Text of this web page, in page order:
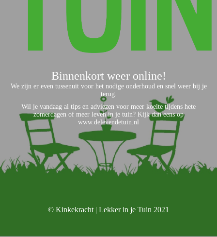
Binnenkort weer online!
We zijn er even tussenuit voor het nodige onderhoud en snel weer bij je
terug.
Wil je vandaag al tips en adviezen voor meer koelte tijdens hete
zomerdagen of meer leven in je tuin? Kijk dan eens op
www.delevendetuin.nl
© Kinkekracht | Lekker in je Tuin 2021